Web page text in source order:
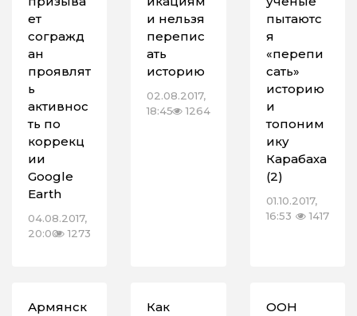
ет
согражд
ан
проявлят
ь
активнос
ть по
коррекц
ии
Google
Earth
04.08.2017,
20:00
1273
и нельзя
перепис
ать
историю
02.08.2017,
18:45
1264
пытаютс
я
«перепи
сать»
историю
и
топоним
ику
Карабаха
(2)
01.10.2017,
16:53
1417
Армянск
Как
ООН